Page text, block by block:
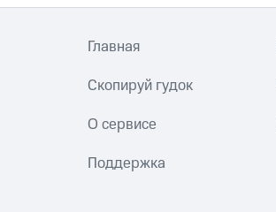
Главная
Скопируй гудок
О сервисе
Поддержка